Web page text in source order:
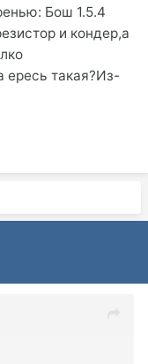
Бош 1.5.4
и кондер,а
такая?Из-